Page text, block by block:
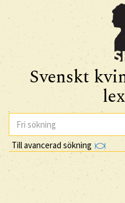
Svenskt
Till avancerad sökning